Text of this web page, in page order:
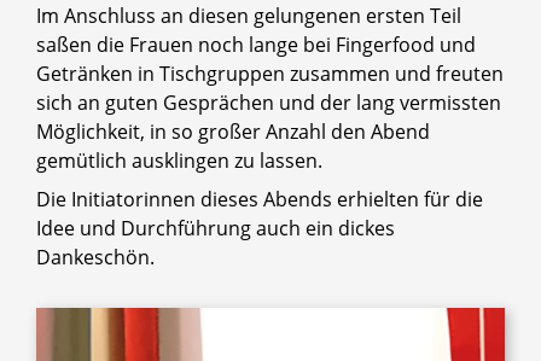
Im Anschluss an diesen gelungenen ersten Teil
saßen die Frauen noch lange bei Fingerfood und
Getränken in Tischgruppen zusammen und freuten
sich an guten Gesprächen und der lang vermissten
Möglichkeit, in so großer Anzahl den Abend
gemütlich ausklingen zu lassen.
Die Initiatorinnen dieses Abends erhielten für die
Idee und Durchführung auch ein dickes
Dankeschön.